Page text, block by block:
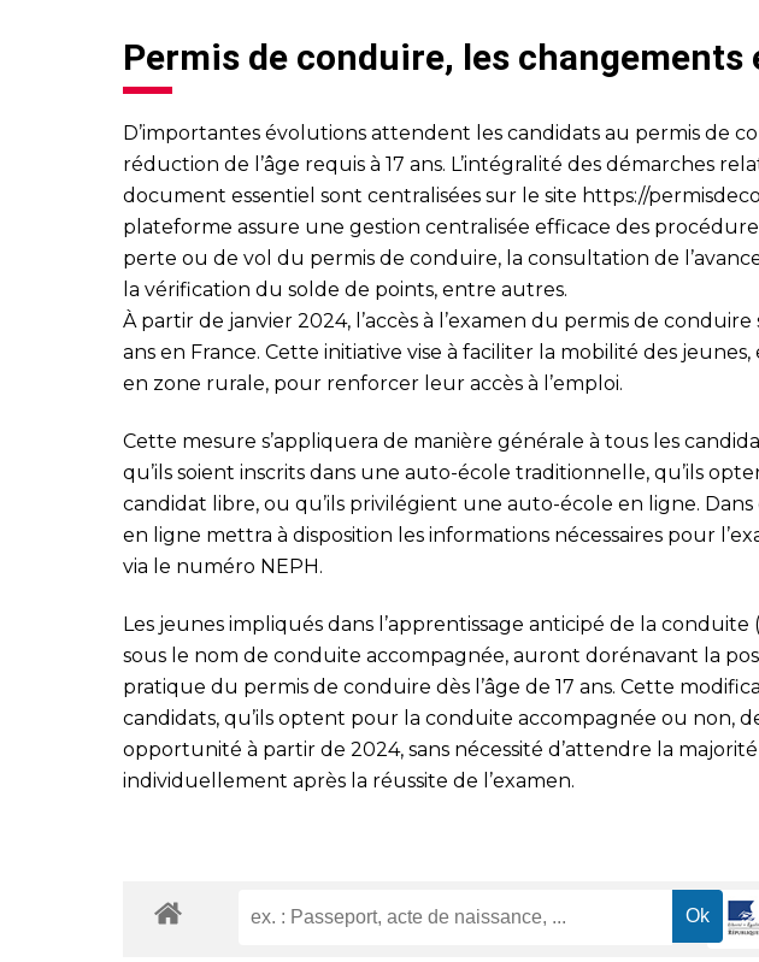
Permis de conduire, les changements
D’importantes évolutions attendent les candidats au permis de
réduction de l’âge requis à 17 ans. L’intégralité des démarches
document essentiel sont centralisées sur le site https://
plateforme assure une gestion centralisée efficace des
perte ou de vol du permis de conduire, la consultation de
la vérification du solde de points, entre autres.
À partir de janvier 2024, l’accès à l’examen du permis de conduire
ans en France. Cette initiative vise à faciliter la mobilité des
en zone rurale, pour renforcer leur accès à l’emploi.
Cette mesure s’appliquera de manière générale à tous les
qu’ils soient inscrits dans une auto-école traditionnelle, qu’ils
candidat libre, ou qu’ils privilégient une auto-école en ligne. Dans
en ligne mettra à disposition les informations nécessaires pour
via le numéro NEPH.
Les jeunes impliqués dans l’apprentissage anticipé de la
sous le nom de conduite accompagnée, auront dorénavant la
pratique du permis de conduire dès l’âge de 17 ans. Cette
candidats, qu’ils optent pour la conduite accompagnée ou non,
opportunité à partir de 2024, sans nécessité d’attendre la
individuellement après la réussite de l’examen.